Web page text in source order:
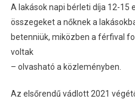
A lakások napi bérleti díja 12-
összegeket a nőknek a
betenniük, miközben a férfival
voltak
– olvasható a közleményben.
Az elsőrendű vádlott 2021